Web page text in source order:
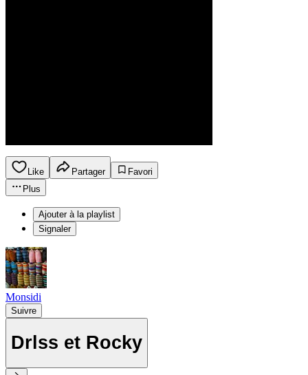
Like Partager
Favori
Plus
Ajouter à la playlist
Signaler
Monsidi
Suivre
Drlss et Rocky